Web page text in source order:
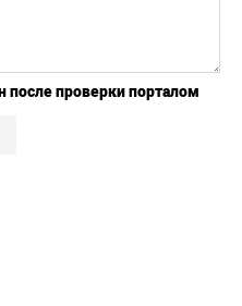
после проверки порталом